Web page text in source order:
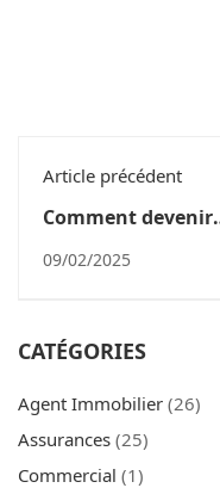
Article précédent
Comment devenir
complet de
formation
09/02/2025
CATÉGORIES
Agent Immobilier (26)
Assurances (25)
Commercial (1)